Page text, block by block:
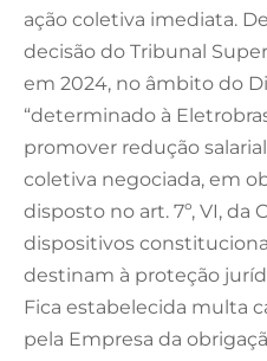
ação coletiva imediata.
decisão do Tribunal
em 2024, no âmbito do
“determinado à
promover redução
coletiva negociada, em
disposto no art. 7º, VI, da
dispositivos
destinam à proteção
Fica estabelecida multa
pela Empresa da